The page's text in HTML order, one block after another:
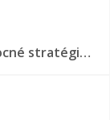
PLODNOSŤ, CYKLY a VÝŽIVA; Svojpomocné stratégie na úpravu cyklov